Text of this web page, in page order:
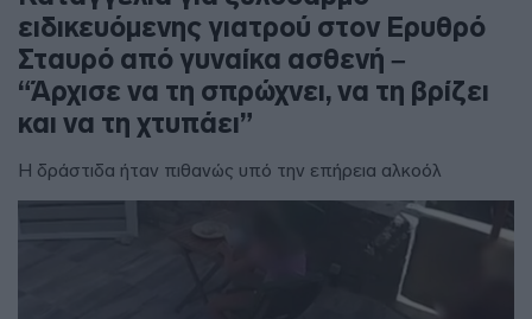
ειδικευόμενης γιατρού στον Ερυθρό
Σταυρό από γυναίκα ασθενή –
“Άρχισε να τη σπρώχνει, να τη βρίζει
και να τη χτυπάει”
Η δράστιδα ήταν πιθανώς υπό την επήρεια αλκοόλ